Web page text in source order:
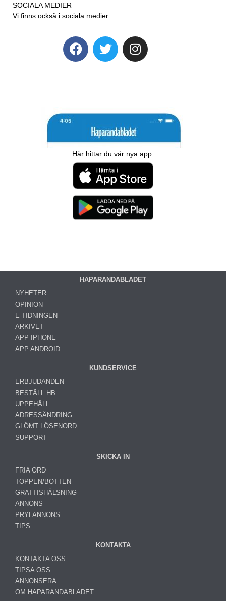
SOCIALA MEDIER
Vi finns också i sociala medier:
Här hittar du vår nya app:
HAPARANDABLADET
NYHETER
OPINION
E-TIDNINGEN
ARKIVET
APP IPHONE
APP ANDROID
KUNDSERVICE
ERBJUDANDEN
BESTÄLL HB
UPPEHÅLL
ADRESSÄNDRING
GLÖMT LÖSENORD
SUPPORT
SKICKA IN
FRIA ORD
TOPPEN/BOTTEN
GRATTISHÄLSNING
ANNONS
PRYLANNONS
TIPS
KONTAKTA
KONTAKTA OSS
TIPSA OSS
ANNONSERA
OM HAPARANDABLADET